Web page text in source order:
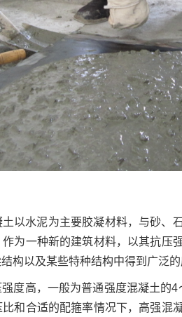
以水泥为主要胶凝材料，与砂、
为一种新的建筑材料，以其抗压
构以及某些特种结构中得到广泛的
度高，一般为普通强度混凝土的
和合适的配箍率情况下，高强混